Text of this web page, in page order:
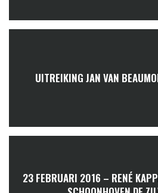
UITREIKING JAN VAN
23 FEBRUARI 2016 – RENÉ